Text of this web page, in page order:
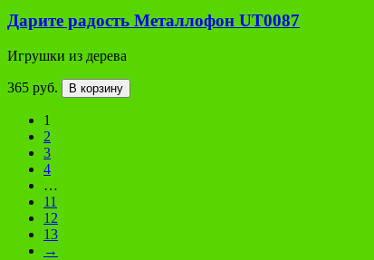
Дарите радость Металлофон UT0087
Игрушки из дерева
365 руб. В корзину
1
2
3
4
…
11
12
13
→